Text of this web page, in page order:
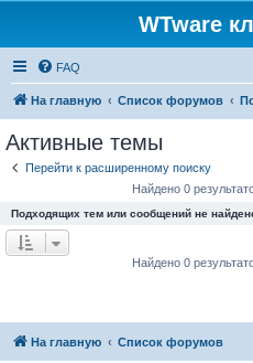
WTware
FAQ
На главную Список форумов
Активные темы
Перейти к расширенному поиску
Найдено 0
Подходящих тем или сообщений не
Найдено 0
На главную Список форумов